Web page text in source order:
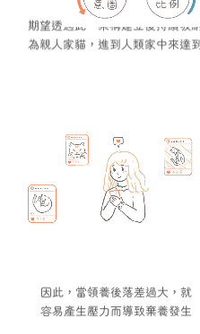
期望透過此一架構建立後持續吸
為親人家貓，進到人類家中來達
因此，當領養後落差過大，就
容易產生壓力而導致棄養發生